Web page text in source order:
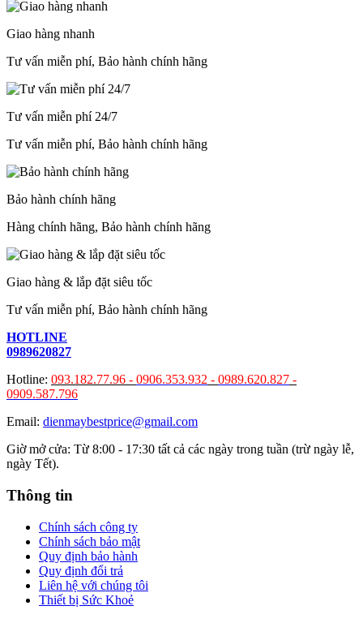
Giao hàng nhanh
Tư vấn miễn phí, Bảo hành chính hãng
Tư vấn miễn phí 24/7
Tư vấn miễn phí, Bảo hành chính hãng
Bảo hành chính hãng
Hàng chính hãng, Bảo hành chính hãng
Giao hàng & lắp đặt siêu tốc
Tư vấn miễn phí, Bảo hành chính hãng
HOTLINE
0989620827
Hotline: 093.182.77.96 - 0906.353.932 - 0989.620.827 -
0909.587.796
Email: dienmaybestprice@gmail.com
Giờ mở cửa: Từ 8:00 - 17:30 tất cả các ngày trong tuần (trừ ngày lễ,
ngày Tết).
Thông tin
Chính sách công ty
Chính sách bảo mật
Quy định bảo hành
Quy định đổi trả
Liên hệ với chúng tôi
Thiết bị Sức Khoẻ